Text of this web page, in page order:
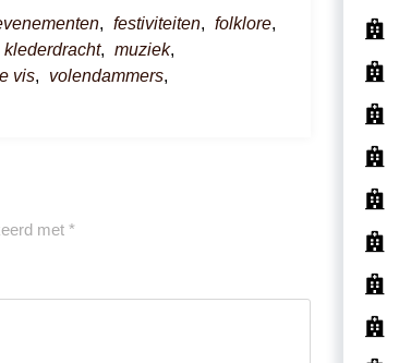
, festiviteiten, folklore,
klederdracht, muziek,
vis, volendammers,
met *